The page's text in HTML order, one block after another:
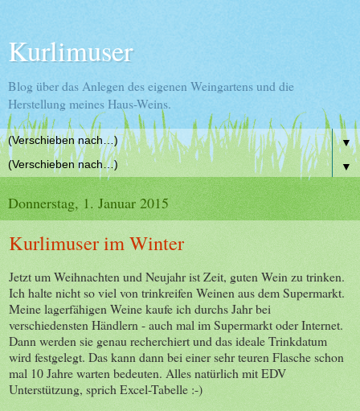
Kurlimuser
Blog über das Anlegen des eigenen Weingartens und die
Herstellung meines Haus-Weins.
▼
▼
Donnerstag, 1. Januar 2015
Kurlimuser im Winter
Jetzt um Weihnachten und Neujahr ist Zeit, guten Wein zu trinken.
Ich halte nicht so viel von trinkreifen Weinen aus dem Supermarkt.
Meine lagerfähigen Weine kaufe ich durchs Jahr bei
verschiedensten Händlern - auch mal im Supermarkt oder Internet.
Dann werden sie genau recherchiert und das ideale Trinkdatum
wird festgelegt. Das kann dann bei einer sehr teuren Flasche schon
mal 10 Jahre warten bedeuten. Alles natürlich mit EDV
Unterstützung, sprich Excel-Tabelle :-)